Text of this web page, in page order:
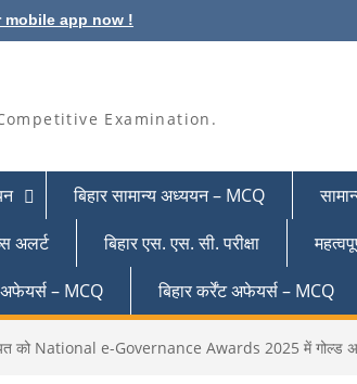
mobile app now !
Examination.
बिहार सामान्य अध्ययन – MCQ
अलर्ट बिहार एस. एस. सी. परीक्षा
अफेयर्स – MCQ बिहार कर्रेंट अफेयर्स – MCQ
को National e-Governance Awards 2025 में गोल्ड